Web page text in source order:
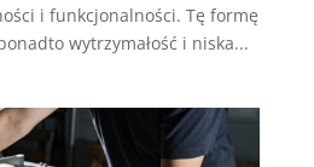
i funkcjonalności. Tę formę
wytrzymałość i niska...